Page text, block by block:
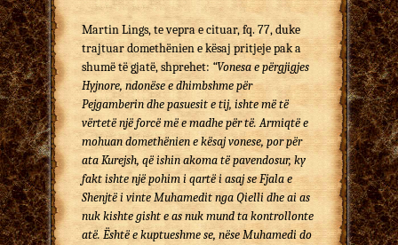
Martin Lings, te vepra e cituar, fq. 77, duke
trajtuar do­methënien e kësaj pritjeje pak a
shumë të gjatë, shprehet: “Vonesa e përgjigjes
Hyjnore, ndonëse e dhimbshme për
Pejgamberin dhe pasuesit e tij, ishte më të
vërtetë një forcë më e madhe për të. Armiqtë e
mohuan domethënien e kësaj vonese, por për
ata Kurejsh, që ishin akoma të pave­ndo­sur, ky
fakt ishte një pohim i qartë i asaj se Fjala e
Shenjtë i vinte Muhamedit nga Qielli dhe ai as
nuk kishte gisht e as nuk mund ta kontrollonte
atë. Është e kuptueshme se, nëse Muhamedi do